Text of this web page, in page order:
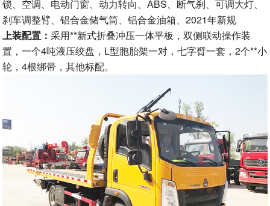
锁、空调、电动门窗、动力转向、ABS、断气刹、可调大灯、
刹车调整臂、铝合金储气筒、铝合金油箱、2021年新规
上装配置：采用**新式折叠冲压一体平板，双侧联动操作装
置，一个4吨液压绞盘，L型胞胎架一对，七字臂一套，2个**小
轮，4根绑带，其他标配。